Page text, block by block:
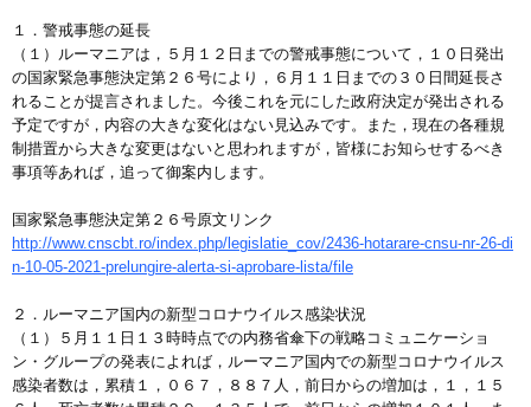
１．警戒事態の延長
（１）ルーマニアは，５月１２日までの警戒事態について，１０日発出
の国家緊急事態決定第２６号により，６月１１日までの３０日間延長さ
れることが提言されました。今後これを元にした政府決定が発出される
予定ですが，内容の大きな変化はない見込みです。また，現在の各種規
制措置から大きな変更はないと思われますが，皆様にお知らせするべき
事項等あれば，追って御案内します。
国家緊急事態決定第２６号原文リンク
http://www.cnscbt.ro/index.php/legislatie_cov/2436-hotarare-cnsu-nr-26-di
n-10-05-2021-prelungire-alerta-si-aprobare-lista/file
２．ルーマニア国内の新型コロナウイルス感染状況
（１）５月１１日１３時時点での内務省傘下の戦略コミュニケーショ
ン・グループの発表によれば，ルーマニア国内での新型コロナウイルス
感染者数は，累積１，０６７，８８７人，前日からの増加は，１，１５